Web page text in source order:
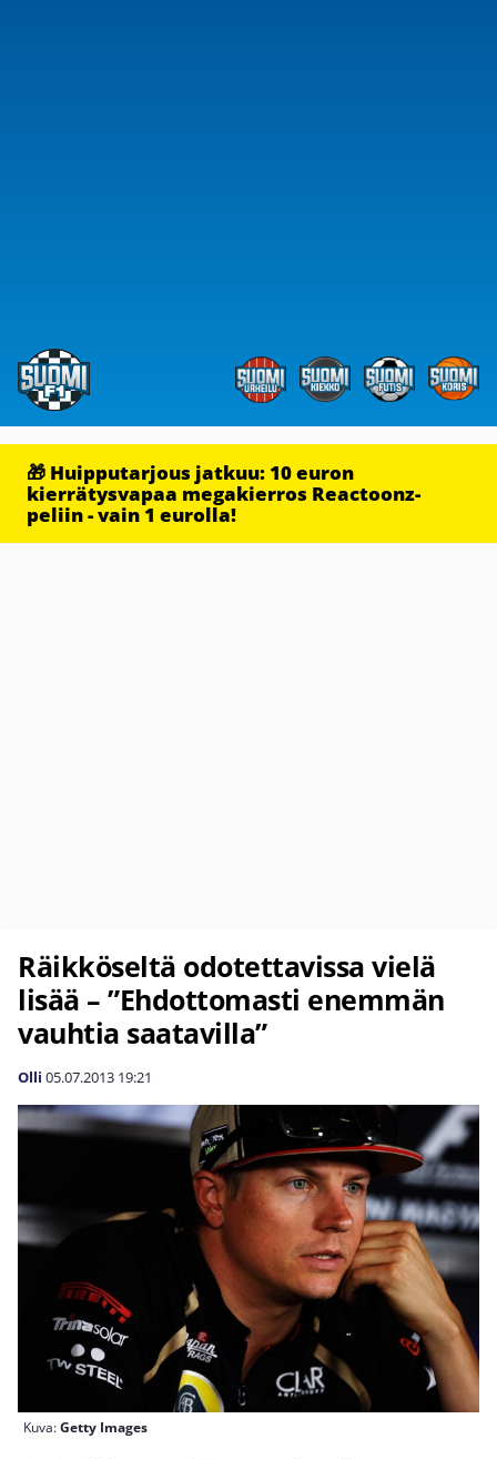
🎁 Huipputarjous jatkuu: 10 euron
kierrätysvapaa megakierros Reactoonz-
peliin - vain 1 eurolla!
Räikköseltä odotettavissa vielä
lisää – ”Ehdottomasti enemmän
vauhtia saatavilla”
Olli 05.07.2013 19:21
Kuva:Getty Images